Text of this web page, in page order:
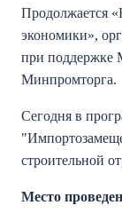
Продолжается
экономики»,
при
Минпромторга.
Сегодня в
строительной
Место